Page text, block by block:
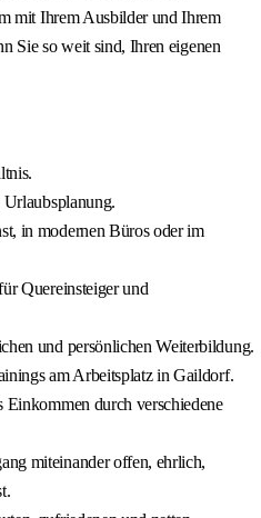
mit Ihrem Ausbilder und Ihrem
Sie so weit sind, Ihren eigenen
in modernen Büros oder im
Quereinsteiger und
und persönlichen Weiterbildung.
am Arbeitsplatz in Gaildorf.
durch verschiedene
miteinander offen, ehrlich,